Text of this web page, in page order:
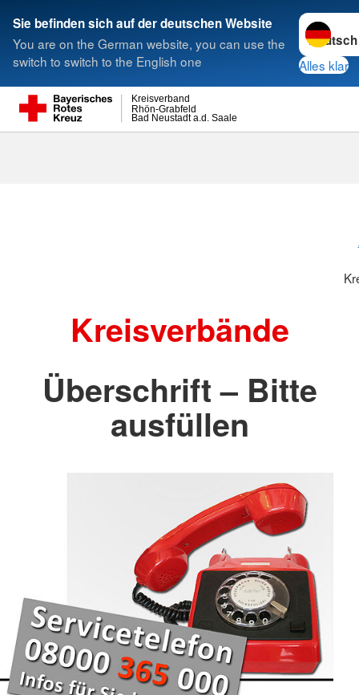
Sie befinden sich auf der deutschen Website
You are on the German website, you can use the
switch to switch to the English one
Sprache
Alles klar
Bad Neustadt a.d. Saale
Rhön-Grabfeld
Kreisverband
Suche
Kreisverbände
Überschrift – Bitte
ausfüllen